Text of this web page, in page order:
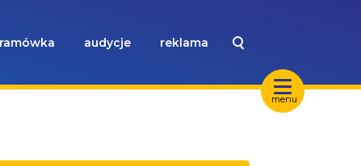
menu
ramówka audycje reklama